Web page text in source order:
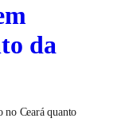
da
no Ceará quanto